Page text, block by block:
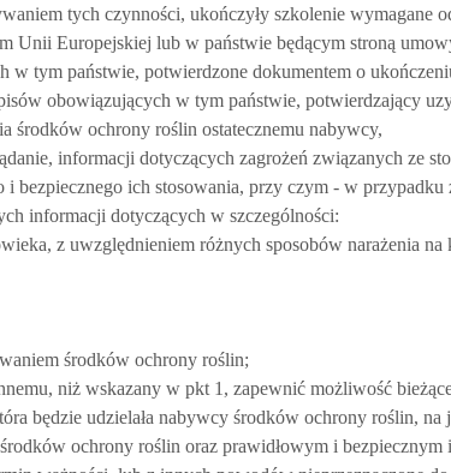
tych czynności, ukończyły szkolenie wymagane
Unii Europejskiej lub w państwie będącym stroną
w tym państwie, potwierdzone dokumentem o
obowiązujących w tym państwie, potwierdzający
środków ochrony roślin ostatecznemu nabywcy,
informacji dotyczących zagrożeń związanych ze
bezpiecznego ich stosowania, przy czym - w
informacji dotyczących w szczególności:
z uwzględnieniem różnych sposobów narażenia
środków ochrony roślin;
niż wskazany w pkt 1, zapewnić możliwość
będzie udzielała nabywcy środków ochrony roślin, na
ochrony roślin oraz prawidłowym i bezpiecznym